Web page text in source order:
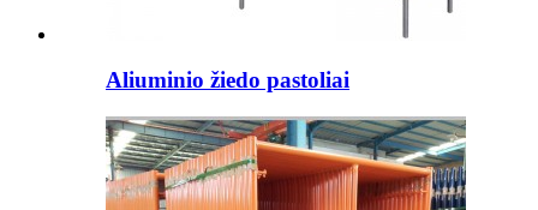
Aliuminio žiedo pastoliai